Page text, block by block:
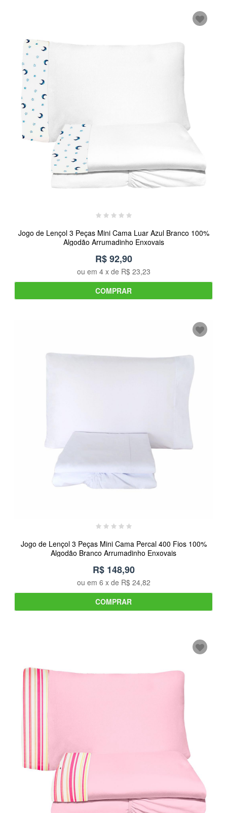
Jogo de Lençol 3 Peças Mini Cama Luar Azul Branco 100%
Algodão Arrumadinho Enxovais
R$ 92,90
ou em 4x de R$ 23,23
COMPRAR
Jogo de Lençol 3 Peças Mini Cama Percal 400 Fios 100%
Algodão Branco Arrumadinho Enxovais
R$ 148,90
ou em 6 x de R$ 24,82
COMPRAR